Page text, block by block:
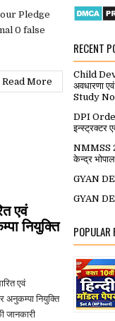
Pledge
0 false
Read More
एवं
नियुक्ति
एवं
अनुकम्पा नियुक्ति
जानकारी
RECENT
Child
अवधारणा
Study
DPI Order:
इन्स्ट्रक्टर
NMMSS
केन्द्र
GYAN
GYAN